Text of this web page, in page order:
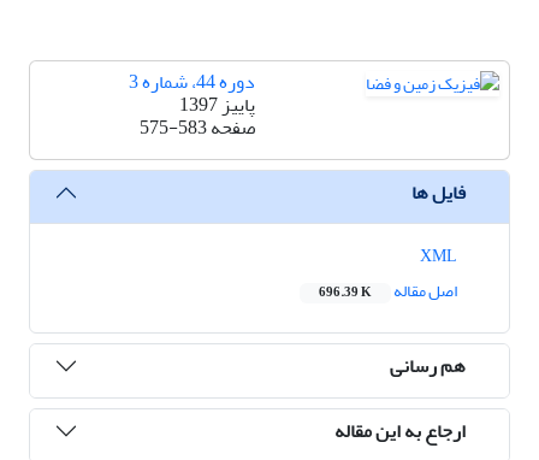
دوره 44، شماره 3
پاییز 1397
صفحه575-583
فایل ها
اصل مقاله
696.39 K
هم رسانی
ارجاع به این مقاله